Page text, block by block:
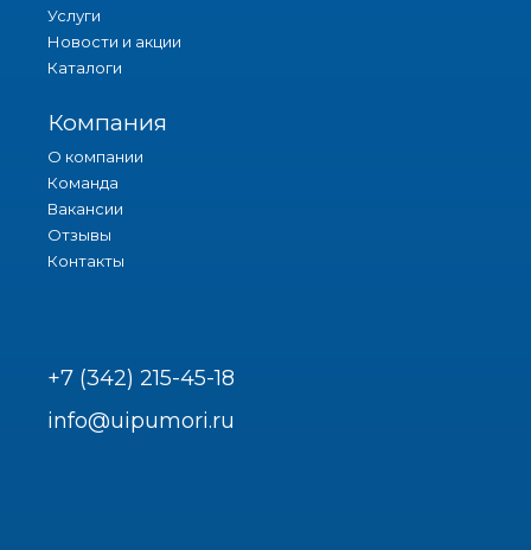
Услуги
Новости и акции
Каталоги
Компания
О компании
Команда
Вакансии
Отзывы
Контакты
+7 (342) 215-45-18
info@uipumori.ru